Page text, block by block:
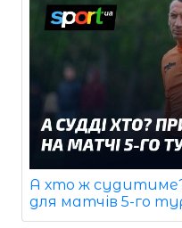
А хто ж
для матчів 5-го